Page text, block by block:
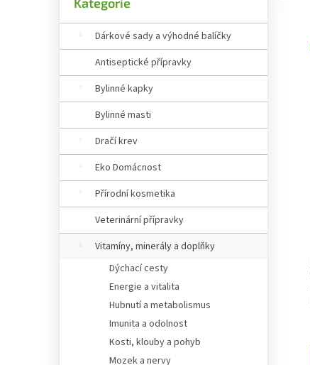
Dárkové sady a výhodné balíčky
Antiseptické přípravky
Bylinné kapky
Bylinné masti
Dračí krev
Eko Domácnost
Přírodní kosmetika
Veterinární přípravky
Vitamíny, minerály a doplňky
Dýchací cesty
Energie a vitalita
Hubnutí a metabolismus
Imunita a odolnost
Kosti, klouby a pohyb
Mozek a nervy